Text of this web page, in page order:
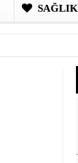
SAĞLIK